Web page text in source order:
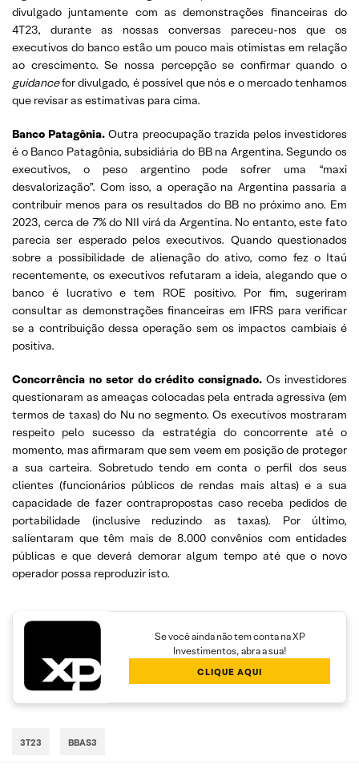
divulgado juntamente com as demonstrações financeiras do
4T23, durante as nossas conversas pareceu-nos que os
executivos do banco estão um pouco mais otimistas em relação
ao crescimento. Se nossa percepção se confirmar quando o
guidancefor divulgado, é possível que nós e o mercado tenhamos
que revisar as estimativas para cima.
Banco Patagônia. Outra preocupação trazida pelos investidores
é o Banco Patagônia, subsidiária do BB na Argentina. Segundo os
executivos, o peso argentino pode sofrer uma “maxi
desvalorização”. Com isso, a operação na Argentina passaria a
contribuir menos para os resultados do BB no próximo ano. Em
2023, cerca de 7% do NII virá da Argentina. No entanto, este fato
parecia ser esperado pelos executivos. Quando questionados
sobre a possibilidade de alienação do ativo, como fez o Itaú
recentemente, os executivos refutaram a ideia, alegando que o
banco é lucrativo e tem ROE positivo. Por fim, sugeriram
consultar as demonstrações financeiras em IFRS para verificar
se a contribuição dessa operação sem os impactos cambiais é
positiva.
Concorrência no setor do crédito consignado. Os investidores
questionaram as ameaças colocadas pela entrada agressiva (em
termos de taxas) do Nu no segmento. Os executivos mostraram
respeito pelo sucesso da estratégia do concorrente até o
momento, mas afirmaram que sem veem em posição de proteger
a sua carteira. Sobretudo tendo em conta o perfil dos seus
clientes (funcionários públicos de rendas mais altas) e a sua
capacidade de fazer contrapropostas caso receba pedidos de
portabilidade (inclusive reduzindo as taxas). Por último,
salientaram que têm mais de 8.000 convênios com entidades
públicas e que deverá demorar algum tempo até que o novo
operador possa reproduzir isto.
Se você ainda não tem conta na XP
Investimentos, abra a sua!
CLIQUE AQUI
3T23 BBAS3